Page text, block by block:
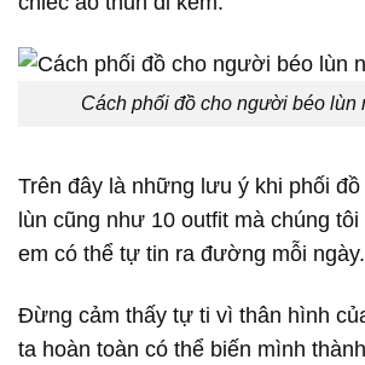
Cách phối đồ cho người béo lùn
Trên đây là những lưu ý khi phối
lùn cũng như 10 outfit mà chúng
em có thể tự tin ra đường mỗi ngày.
Đừng cảm thấy tự ti vì thân hình
ta hoàn toàn có thể biến mình